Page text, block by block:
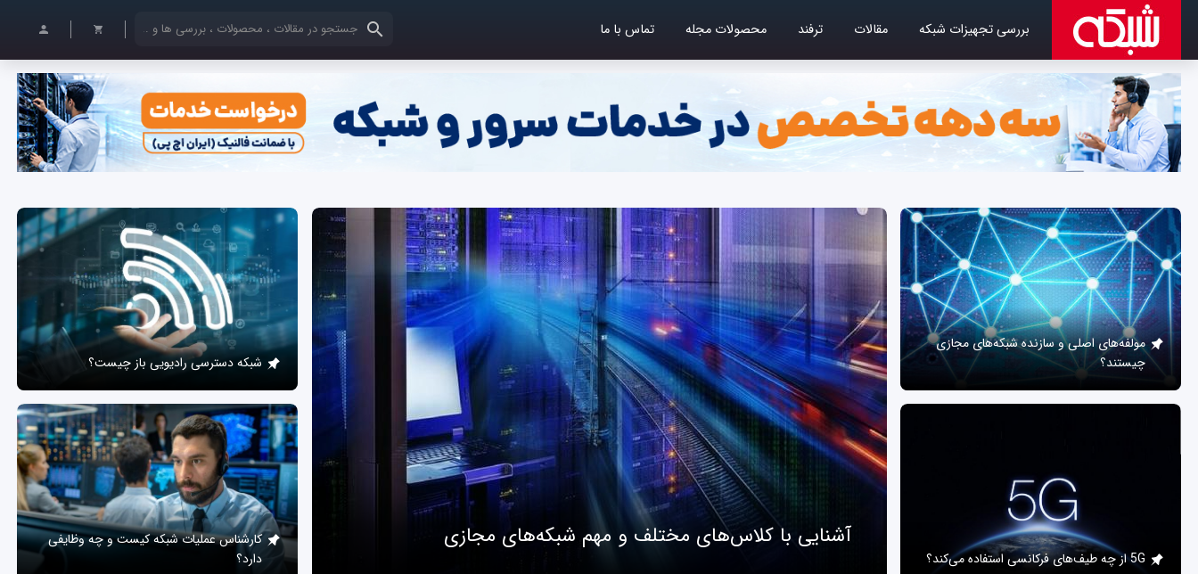
بررسی تجهیزات شبکه مقالات ترفند محصولات مجله تماس با ما کلمات کلیدی خود را وارد کنید
آشنایی با کلاس‌های مختلف و مهم شبکه‌های مجازی
مولفه‌های اصلی و سازنده شبکه‌های مجازی
چیستند؟
5G از چه طیف‌های فرکانسی استفاده می‌کند؟
شبکه دسترسی رادیویی باز چیست؟
کارشناس عملیات شبکه کیست و چه وظایفی
دارد؟